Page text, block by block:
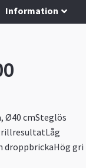
Information
cmSteglös
droppbrickaHög gri